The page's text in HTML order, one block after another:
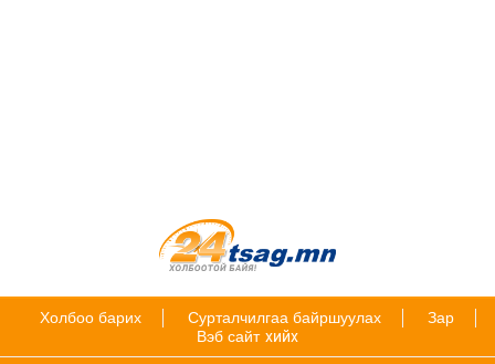
Холбоо барих Сурталчилгаа байршуулах
Зар
Вэб сайт хийх